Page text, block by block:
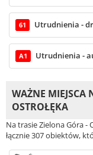
61 Utrudnienia -
A1 Utrudnienia -
WAŻNE MIEJSCA
OSTROŁĘKA
Na trasie Zielona Góra -
łącznie 307 obiektów,